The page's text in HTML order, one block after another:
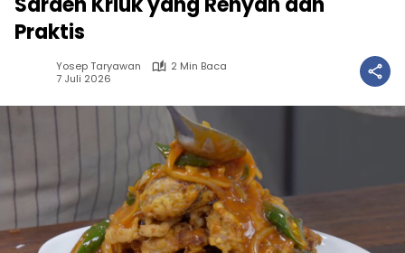
Praktis
Yosep Taryawan
2 Min Baca
7 Juli 2026